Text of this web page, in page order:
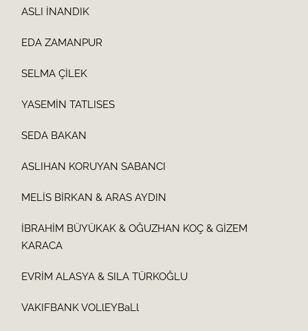
ASLI İNANDIK
EDA ZAMANPUR
SELMA ÇİLEK
YASEMİN TATLISES
SEDA BAKAN
ASLIHAN KORUYAN SABANCI
MELİS BİRKAN & ARAS AYDIN
İBRAHİM BÜYÜKAK & OĞUZHAN KOÇ & GİZEM
KARACA
EVRİM ALASYA & SILA TÜRKOĞLU
VAKIFBANK VOLlEYBaLl